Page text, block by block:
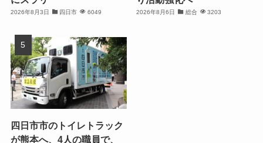
2026年8月3日 四日市 6049 2026年8月6日 総合 3203
四日市市のトイレトラック
が熊本へ、4人の職員で、